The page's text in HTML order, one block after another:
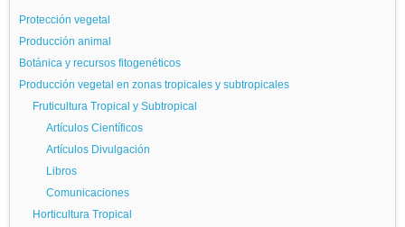
Protección vegetal
Producción animal
Botánica y recursos fitogenéticos
Producción vegetal en zonas tropicales y subtropicales
Fruticultura Tropical y Subtropical
Artículos Científicos
Artículos Divulgación
Libros
Comunicaciones
Horticultura Tropical